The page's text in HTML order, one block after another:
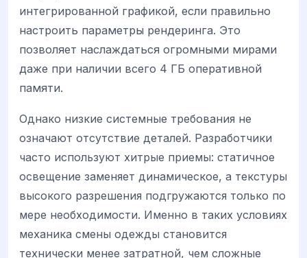
интегрированной графикой, если правильно
настроить параметры рендеринга. Это
позволяет наслаждаться огромными мирами
даже при наличии всего 4 ГБ оперативной
памяти.
Однако низкие системные требования не
означают отсутствие деталей. Разработчики
часто используют хитрые приемы: статичное
освещение заменяет динамическое, а текстуры
высокого разрешения подгружаются только по
мере необходимости. Именно в таких условиях
механика смены одежды становится
технически менее затратной, чем сложные